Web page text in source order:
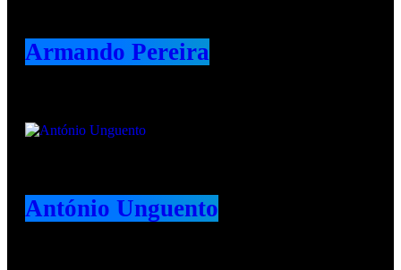
Armando Pereira
António Unguento